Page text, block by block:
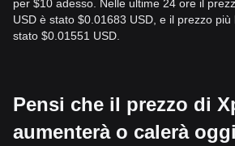
per $10 adesso. Nelle ultime 24 ore il
USD è stato $0.01683 USD, e il prezzo
stato $0.01551 USD.
Pensi che il prezzo di
aumenterà o calerà